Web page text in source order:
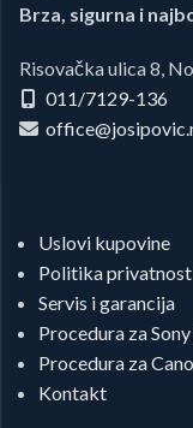
Brza, sigurna i
Risovačka ulica 8,
011/7129-136
Uslovi kupovine
Politika
Servis i garancija
Procedura za
Procedura za
Kontakt